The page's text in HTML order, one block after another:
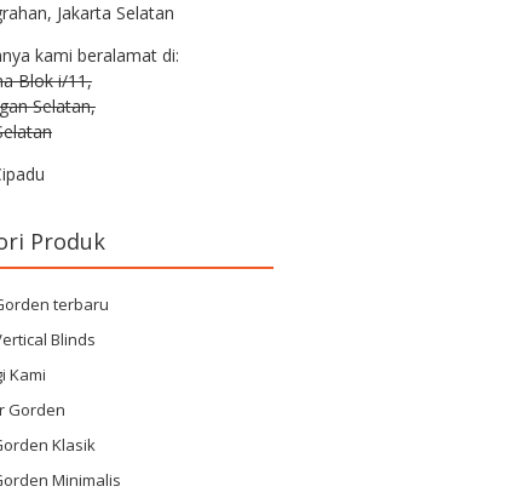
Jakarta Selatan
kami beralamat di:
Blok i/11,
Selatan,
Produk
terbaru
Blinds
Kami
Gorden
Klasik
Minimalis